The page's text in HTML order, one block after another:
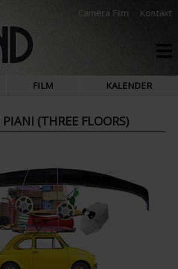
Camera Film Kontakt
FILM KALENDER
(THREE FLOORS)